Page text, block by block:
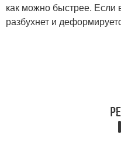
как можно быстрее. Если
разбухнет и